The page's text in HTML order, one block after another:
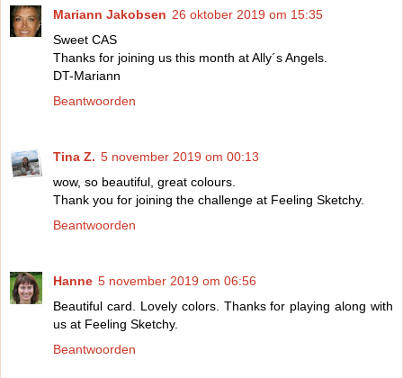
Mariann Jakobsen 26 oktober 2019 om 15:35
Sweet CAS
Thanks for joining us this month at Ally´s Angels.
DT-Mariann
Beantwoorden
Tina Z. 5 november 2019 om 00:13
wow, so beautiful, great colours.
Thank you for joining the challenge at Feeling Sketchy.
Beantwoorden
Hanne 5 november 2019 om 06:56
Beautiful card. Lovely colors. Thanks for playing along with
us at Feeling Sketchy.
Beantwoorden